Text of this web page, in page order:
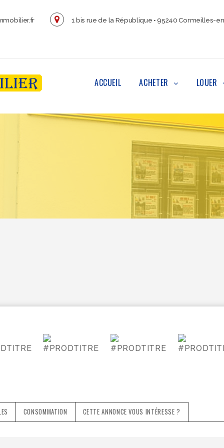
1 bis rue de la République • 95240 Cormeilles-
ACCUEIL ACHETER LOUER
CONSOMMATION CETTE ANNONCE VOUS INTÉRESSE ?